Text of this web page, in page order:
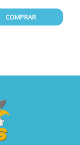
COMPRAR